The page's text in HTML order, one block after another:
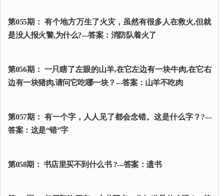
第055期： 有个地方万生了火灾，虽然有很多人在救火,但就
是没人报火警,为什么?---答案：消防队着火了
第056期： 一只瞎了左眼的山羊,在它左边有一块牛肉,在它右
边有一块猪肉,请问它吃哪一块？---答案：山羊不吃肉
第057期： 有一个字，人人见了都会念错。这是什么字？?---
答案：这是“错”字
第058期： 书店里买不到什么书 ?---答案：遗书